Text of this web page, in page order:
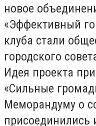
новое
«Эффективный
клуба стали
городского
Идея проекта
«Сильные
Меморандуму о
присоединились